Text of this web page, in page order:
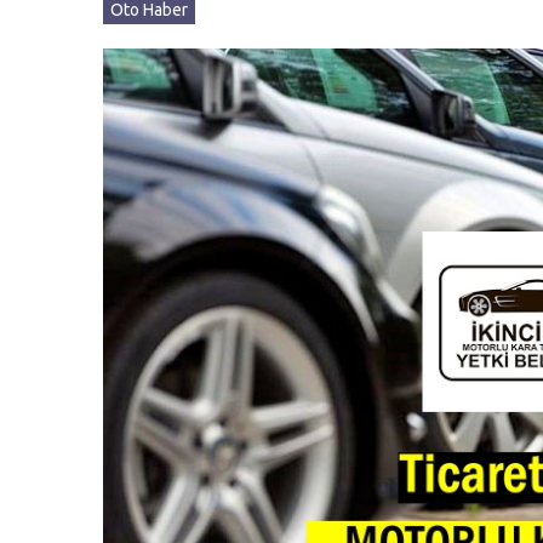
Oto Haber